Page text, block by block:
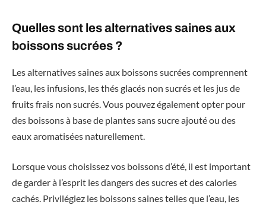
Quelles sont les alternatives saines aux
boissons sucrées ?
Les alternatives saines aux boissons sucrées comprennent
l’eau, les infusions, les thés glacés non sucrés et les jus de
fruits frais non sucrés. Vous pouvez également opter pour
des boissons à base de plantes sans sucre ajouté ou des
eaux aromatisées naturellement.
Lorsque vous choisissez vos boissons d’été, il est important
de garder à l’esprit les dangers des sucres et des calories
cachés. Privilégiez les boissons saines telles que l’eau, les